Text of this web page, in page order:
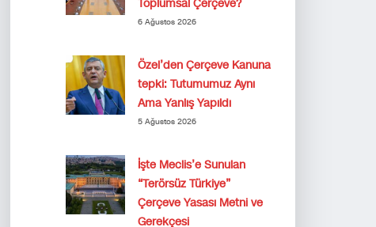
Toplumsal Çerçeve?
6 Ağustos 2026
Özel’den Çerçeve Kanuna
tepki: Tutumumuz Aynı
Ama Yanlış Yapıldı
5 Ağustos 2026
İşte Meclis’e Sunulan
“Terörsüz Türkiye”
Çerçeve Yasası Metni ve
Gerekçesi